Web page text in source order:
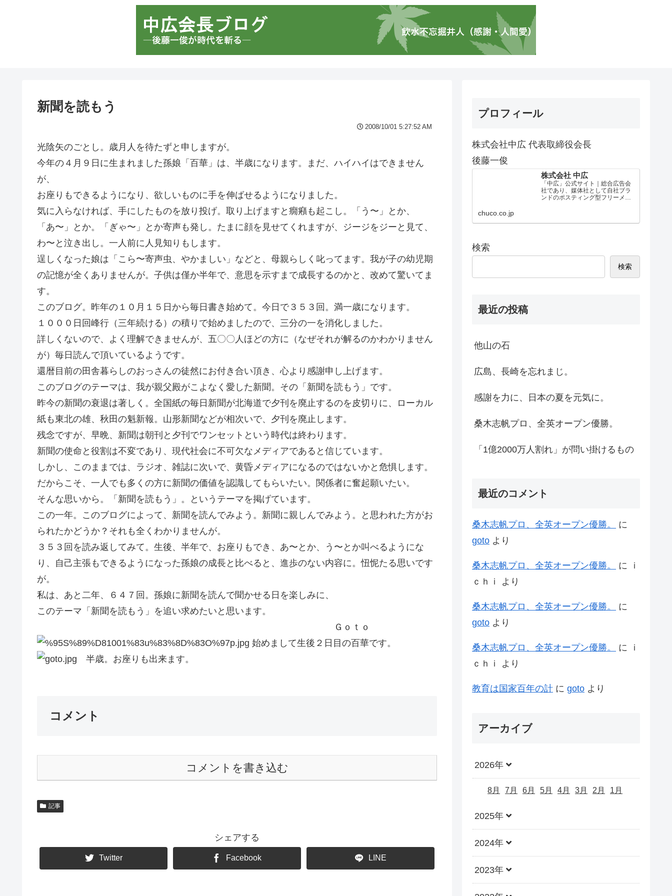
新聞を読もう
2008/10/01 5:27:52 AM
光陰矢のごとし。歳月人を待たずと申しますが。
今年の４月９日に生まれました孫娘「百華」は、半歳になります。まだ、ハイハイはできません
が、
お座りもできるようになり、欲しいものに手を伸ばせるようになりました。
気に入らなければ、手にしたものを放り投げ。取り上げますと癇癪も起こし。「う〜」とか、
「あ〜」とか。「ぎゃ〜」とか寄声も発し。たまに顔を見せてくれますが、ジージをジーと見て、
わ〜と泣き出し。一人前に人見知りもします。
逞しくなった娘は「こら〜寄声虫、やかましい」などと、母親らしく叱ってます。我が子の幼児期
の記憶が全くありませんが。子供は僅か半年で、意思を示すまで成長するのかと、改めて驚いてま
す。
このブログ。昨年の１０月１５日から毎日書き始めて。今日で３５３回。満一歳になります。
１０００日回峰行（三年続ける）の積りで始めましたので、三分の一を消化しました。
詳しくないので、よく理解できませんが、五〇〇人ほどの方に（なぜそれが解るのかわかりません
が）毎日読んで頂いているようです。
還暦目前の田舎暮らしのおっさんの徒然にお付き合い頂き、心より感謝申し上げます。
このブログのテーマは、我が親父殿がこよなく愛した新聞。その「新聞を読もう」です。
昨今の新聞の衰退は著しく。全国紙の毎日新聞が北海道で夕刊を廃止するのを皮切りに、ローカル
紙も東北の雄、秋田の魁新報。山形新聞などが相次いで、夕刊を廃止します。
残念ですが、早晩、新聞は朝刊と夕刊でワンセットという時代は終わります。
新聞の使命と役割は不変であり、現代社会に不可欠なメディアであると信じています。
しかし、このままでは、ラジオ、雑誌に次いで、黄昏メディアになるのではないかと危惧します。
だからこそ、一人でも多くの方に新聞の価値を認識してもらいたい。関係者に奮起願いたい。
そんな思いから。「新聞を読もう」。というテーマを掲げています。
この一年。このブログによって、新聞を読んでみよう。新聞に親しんでみよう。と思われた方がお
られたかどうか？それも全くわかりませんが。
３５３回を読み返してみて。生後、半年で、お座りもでき、あ〜とか、う〜とか叫べるようにな
り、自己主張もできるようになった孫娘の成長と比べると、進歩のない内容に。忸怩たる思いです
が。
私は、あと二年、６４７回。孫娘に新聞を読んで聞かせる日を楽しみに、
このテーマ「新聞を読もう」を追い求めたいと思います。
Ｇｏｔｏ
始めまして生後２日目の百華です。
半歳。お座りも出来ます。
コメント
コメントを書き込む
記事
シェアする
Twitter Facebook LINE
プロフィール
株式会社中広 代表取締役会長
後藤一俊
株式会社 中広
「中広」公式サイト｜総合広告会
社であり、媒体社として自社ブラ
ンドのポスティング型フリーメデ
chuco.co.jp
検索
検索
最近の投稿
他山の石
広島、長崎を忘れまじ。
感謝を力に、日本の夏を元気に。
桑木志帆プロ、全英オープン優勝。
「1億2000万人割れ」が問い掛けるもの
最近のコメント
桑木志帆プロ、全英オープン優勝。
に
goto より
桑木志帆プロ、全英オープン優勝。 に
ｉ
ｃｈｉ
より
桑木志帆プロ、全英オープン優勝。
に
goto より
桑木志帆プロ、全英オープン優勝。 に
ｉ
ｃｈｉ
より
教育は国家百年の計 に goto より
アーカイブ
2026年
8月 7月 6月 5月 4月 3月 2月 1月
2025年
2024年
2023年